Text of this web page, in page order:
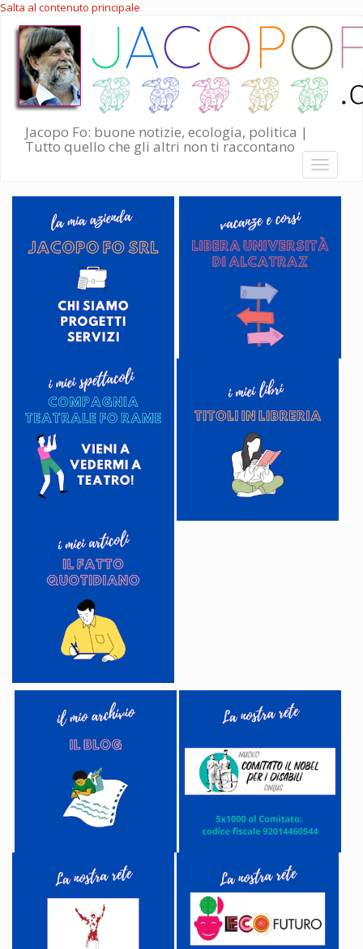
Salta al contenuto principale
Jacopo Fo: buone notizie, ecologia, politica |
Tutto quello che gli altri non ti raccontano
Toggle